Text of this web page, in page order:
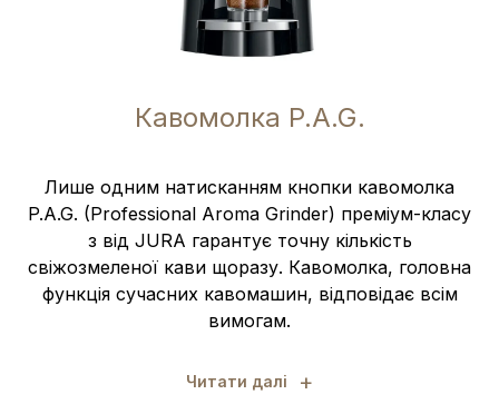
Кавомолка P.A.G.
Лише одним натисканням кнопки кавомолка
P.A.G. (Professional Aroma Grinder) преміум-класу
з від JURA гарантує точну кількість
свіжозмеленої кави щоразу. Кавомолка, головна
функція сучасних кавомашин, відповідає всім
вимогам.
Читати далі +